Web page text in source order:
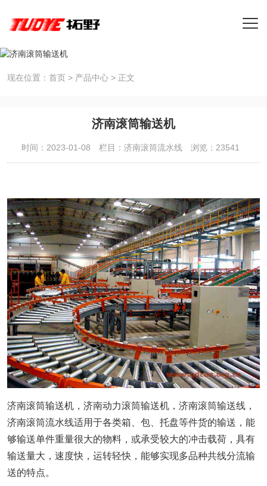
现在位置： 首页 > 产品中心 > 正文
济南滚筒输送机
时间：2023-01-08 栏目： 济南滚筒流水线 浏览：23541
济南滚筒输送机，济南动力滚筒输送机，济南滚筒输送线，
济南滚筒流水线适用于各类箱、包、托盘等件货的输送，能
够输送单件重量很大的物料，或承受较大的冲击载荷，具有
输送量大，速度快，运转轻快，能够实现多品种共线分流输
送的特点。